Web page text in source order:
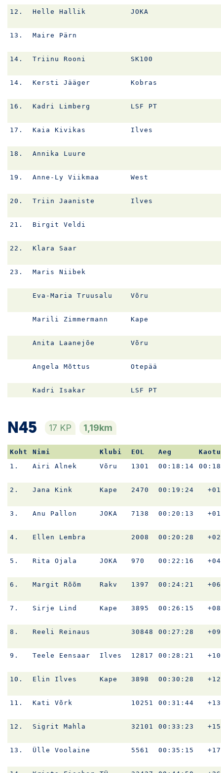
12. Helle Hallik JOKA
13. Maire Pärn
14. Triinu Rooni SK100
14. Kersti Jääger Kobras
16. Kadri Limberg LSF PT
17. Kaia Kivikas Ilves
18. Annika Luure
19. Anne-Ly Viikmaa West
20. Triin Jaaniste Ilves
21. Birgit Veldi
22. Klara Saar
23. Maris Niibek
Eva-Maria Truusalu Võru
Marili Zimmermann Kape
Anita Laanejõe Võru
Angela Mõttus Otepää
Kadri Isakar LSF PT
N45 17 KP 1,19km
Koht Nimi Klubi EOL Aeg
1.
Airi Alnek Võru 1301 00:18:14
2. Jana Kink Kape 2470 00:19:24
3. Anu Pallon JOKA 7138 00:20:13
4. Ellen Lembra 2008 00:20:28
5. Rita Ojala JOKA 970 00:22:16
6. Margit Rõõm Rakv 1397 00:24:21
7. Sirje Lind Kape 3895 00:26:15
8. Reeli Reinaus 30848 00:27:28
9. Teele Eensaar Ilves 12817 00:28:21
10. Elin Ilves Kape 3898 00:30:28
11. Kati Võrk 10251 00:31:44
12. Sigrit Mahla 32101 00:33:23
13. Ülle Voolaine 5561 00:35:15